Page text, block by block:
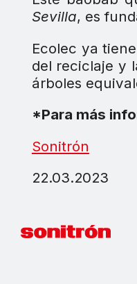
Sevilla, es
Ecolec ya
del reciclaje y
árboles
*Para más
Sonitrón
22.03.2023